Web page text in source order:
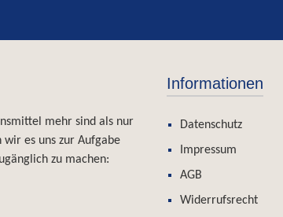
mehr sind als nur
es uns zur Aufgabe
zu machen:
Informationen
Datenschutz
Impressum
AGB
Widerrufsrecht